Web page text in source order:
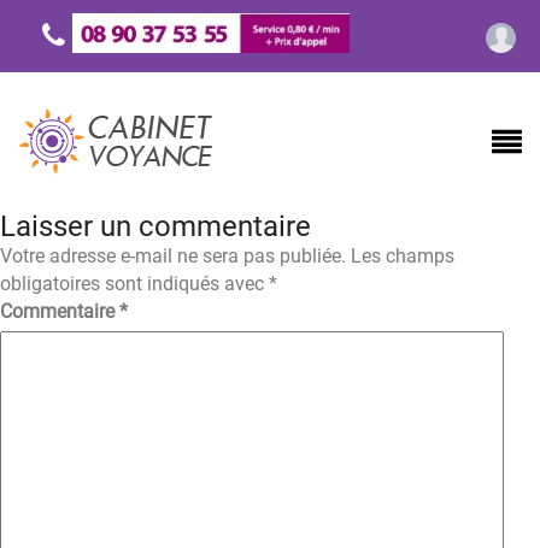
Laisser un commentaire
Votre adresse e-mail ne sera pas publiée. Les champs
obligatoires sont indiqués avec *
Commentaire*